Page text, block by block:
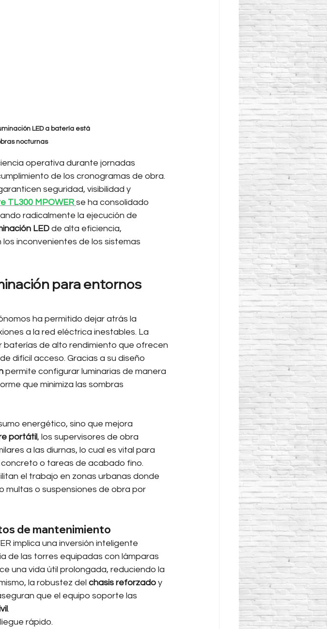
LED a batería está
nocturnas
operativa durante jornadas
de los cronogramas de obra.
seguridad, visibilidad y
TL300 MPOWER se ha consolidado
radicalmente la ejecución de
LED de alta eficiencia,
inconvenientes de los sistemas
para entornos
ha permitido dejar atrás la
a la red eléctrica inestables. La
baterías de alto rendimiento que ofrecen
difícil acceso. Gracias a su diseño
permite configurar luminarias de manera
que minimiza las sombras
energético, sino que mejora
portátil, los supervisores de obra
a las diurnas, lo cual es vital para
o tareas de acabado fino.
el trabajo en zonas urbanas donde
multas o suspensiones de obra por
de mantenimiento
implica una inversión inteligente
de las torres equipadas con lámparas
una vida útil prolongada, reduciendo la
la robustez del chasis reforzado y
que el equipo soporte las
.
rápido.